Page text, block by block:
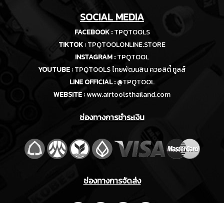
SOCIAL MEDIA
FACEBOOK : TPQTOOLS
TIKTOK :TPQTOOLONLINE.STORE
INSTAGRAM :TPQTOOL
YOUTUBE :TPQTOOLS ไทยพัฒนสิน ควอลิตี้ ทูลส์
LINE OFFICIAL :@TPQTOOL
WEBSITE :www.airtoolsthailand.com
ช่องทางการชำระเงิน
ช่องทางการจัดส่ง